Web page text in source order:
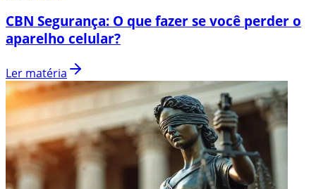
CBN Segurança: O que fazer se você perder o
aparelho celular?
Ler matéria